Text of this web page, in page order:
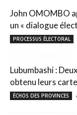
John OMOMBO
un « dialogue
PROCESSUS ÉLECTORAL
Lubumbashi :
obtenu leurs
ÉCHOS DES PROVINCES